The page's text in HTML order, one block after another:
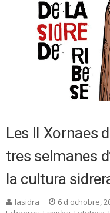
Les II Xornaes
tres selmanes
la cultura
lasidra 6 d'ochobre,